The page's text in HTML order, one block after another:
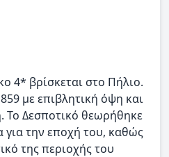
4* βρίσκεται στο Πήλιο.
με επιβλητική όψη και
Το Δεσποτικό θεωρήθηκε
για την εποχή του, καθώς
της περιοχής του